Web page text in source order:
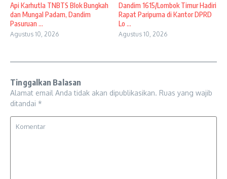
Api Karhutla TNBTS Blok Bungkah
dan Mungal Padam, Dandim
Pasuruan ...
Agustus 10, 2026
Dandim 1615/Lombok Timur Hadiri
Rapat Paripurna di Kantor DPRD
Lo ...
Agustus 10, 2026
Tinggalkan Balasan
Alamat email Anda tidak akan dipublikasikan. Ruas yang wajib
ditandai *